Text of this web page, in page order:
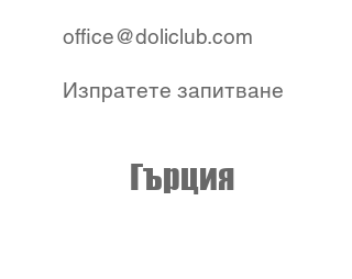
office@doliclub.com
Изпратете запитване
Гърция